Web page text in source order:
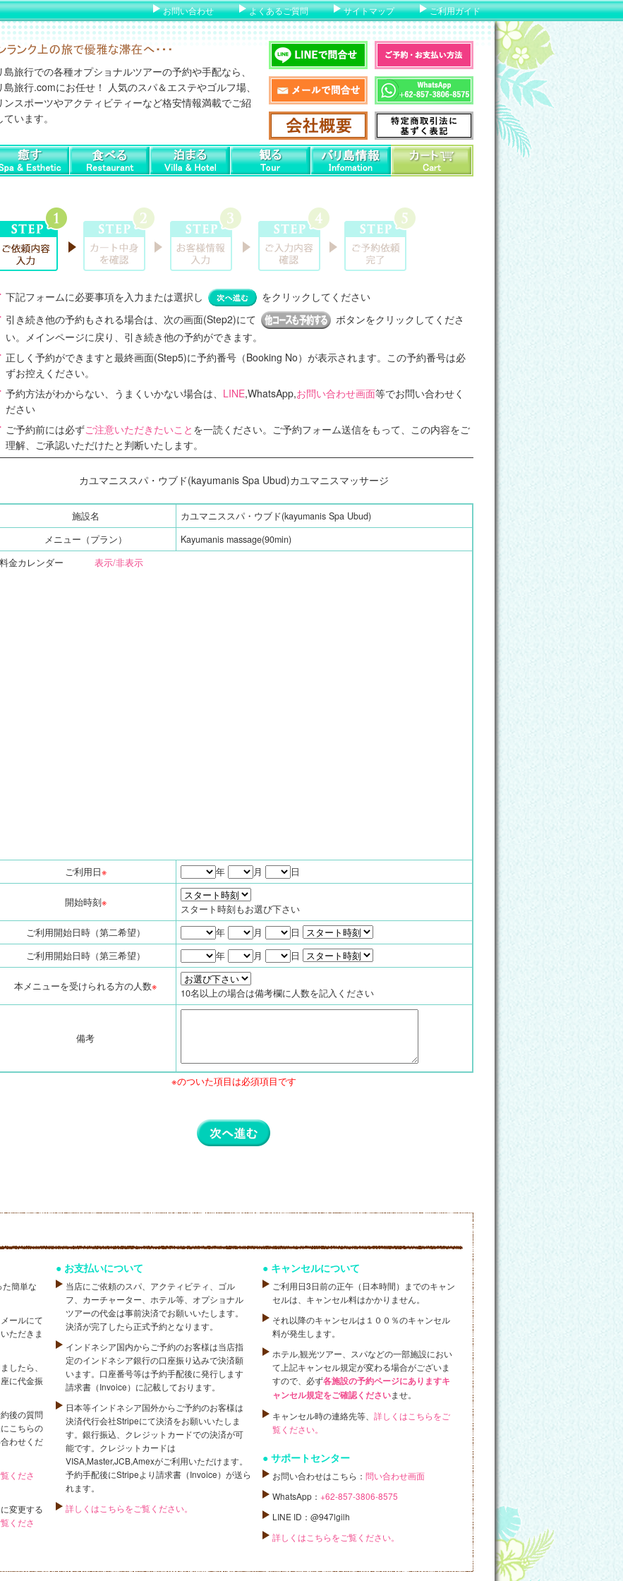
ご利用ガイド
サイトマップ
よくあるご質問
お問い合わせ
下記フォームに必要事項を入力または選択し
をクリックしてください
引き続き他の予約もされる場合は、次の画面(Step2)にて
ボタンをクリックしてくださ
い。メインページに戻り、引き続き他の予約ができます。
正しく予約ができますと最終画面(Step5)に予約番号（Booking No） が表示されます。この予約番号は必
ずお控えください。
予約方法がわからない、うまくいかない場合は、 LINE,WhatsApp,お問い合わせ画面等でお問い合わせく
ださい
ご予約前には必ずご注意いただきたいこと を一読ください。ご予約フォーム送信をもって、この内容をご
理解、ご承認いただけたと判断いたします。
カユマニススパ・ウブド(kayumanis Spa Ubud)カユマニスマッサージ
施設名
カユマニススパ・ウブド(kayumanis Spa Ubud)
メニュー（プラン）
Kayumanis massage(90min)
料金カレンダー
表示/非表示
ご利用日※ 年 月 日
開始時刻※
スタート時刻もお選び下さい
ご利用開始日時（第二希望）
年 月
日
ご利用開始日時（第三希望）
年 月 日
本メニューを受けられる方の人数※
10名以上の場合は備考欄に人数を記入ください
備考
※のついた項目は必須項目です
簡単な
ールにて
ただきま
したら、
に代金振
後の質問
こちらの
わせくだ
くださ
変更する
くださ
お支払いについて
当店にご依頼のスパ、アクティビティ、ゴル
フ、カーチャーター、ホテル等、オプショナル
ツアーの代金は事前決済でお願いいたします。
決済が完了したら正式予約となります。
インドネシア国内からご予約のお客様は当店指
定のインドネシア銀行の口座振り込みで決済願
います。口座番号等は予約手配後に発行します
請求書（Invoice）に記載しております。
日本等インドネシア国外からご予約のお客様は
決済代行会社Stripeにて決済をお願いいたしま
す。銀行振込、クレジットカードでの決済が可
能です。クレジットカードは
VISA,Master,JCB,Amexがご利用いただけます。
予約手配後にStripeより請求書（Invoice）が送ら
れます。
詳しくはこちらをご覧ください。
キャンセルについて
ご利用日3日前の正午（日本時間）までのキャン
セルは、キャンセル料はかかりません。
それ以降のキャンセルは１００％のキャンセル
料が発生します。
ホテル,観光ツアー、スパなどの一部施設におい
て上記キャンセル規定が変わる場合がございま
すので、必ず各施設の予約ページにありますキ
ャンセル規定をご確認くださいませ。
キャンセル時の連絡先等、詳しくはこちらをご
覧ください。
サポートセンター
お問い合わせはこちら：問い合わせ画面
WhatsApp：+62-857-3806-8575
LINE ID：@947lgilh
詳しくはこちらをご覧ください。
島旅行での各種オプショナルツアーの予約や手配なら、
島旅行.comにお任せ！ 人気のスパ＆エステやゴルフ場、
ンスポーツやアクティビティーなど格安情報満載でご紹
います。